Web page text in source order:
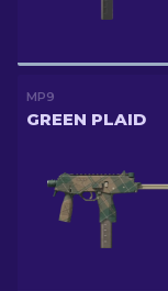
MP9
GREEN PLAID